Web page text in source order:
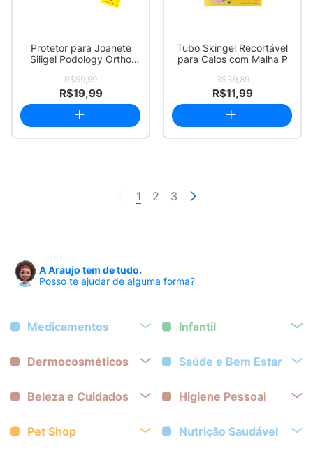
Protetor para Joanete
Siligel Podology Ortho
R$99,99
R$19,99
Tubo Skingel Recortável
para Calos com Malha P
R$39,89
R$11,99
1 2 3
A Araujo tem de tudo.
Posso te ajudar de alguma forma?
Medicamentos Infantil
Dermocosméticos Saúde e Bem Estar
Beleza e Cuidados Higiene Pessoal
Pet Shop Nutrição Saudável